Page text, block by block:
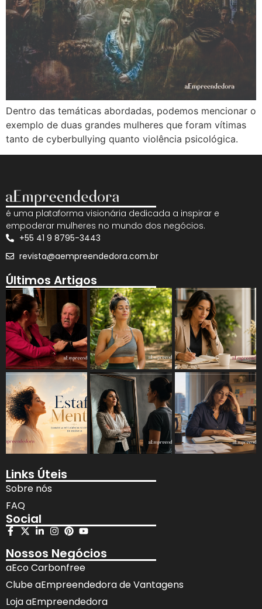
Dentro das temáticas abordadas, podemos mencionar o
exemplo de duas grandes mulheres que foram vítimas
tanto de cyberbullying quanto violência psicológica.
é uma plataforma visionária dedicada a inspirar e
empoderar mulheres no mundo dos negócios.
+55 41 9 8795-3443
revista@aempreendedora.com.br
Últimos Artigos
Links Úteis
Sobre nós
FAQ
Social
Nossos Negócios
aEco Carbonfree
Clube aEmpreendedora de Vantagens
Loja aEmpreendedora